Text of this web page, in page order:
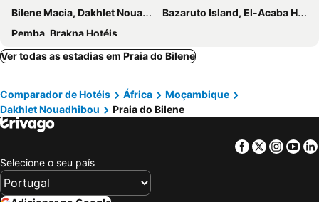
Bilene Macia, Dakhlet Nouadhibou Hotéis
Bazaruto Island, El-Acaba Hotéis
Pemba, Brakna Hotéis
Ver todas as estadias em Praia do Bilene
Comparador de Hotéis África
Moçambique
Dakhlet Nouadhibou
Praia do Bilene
Facebook
Twitter
Selecione o seu país